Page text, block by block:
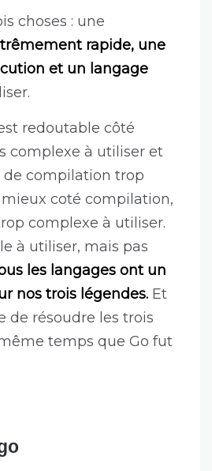
choses : une
rapide, une
et un langage
redoutable côté
complexe à utiliser et
compilation trop
mieux coté compilation,
complexe à utiliser.
à utiliser, mais pas
les langages ont un
nos trois légendes. Et
de résoudre les trois
temps que Go fut